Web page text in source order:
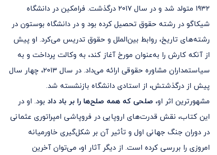
۱۹۳۲ متولد شد و در سال ۲۰۱۷ درگذشت. فرامکین در دانشگاه
شیکاگو در رشته حقوق تحصیل کرده بود و در دانشگاه بوستون در
رشته‌های تاریخ، روابط بین‌الملل و حقوق تدریس می‌کرد. او پیش
از آنکه کارش را به‌عنوان مورخ آغاز کند، به وکالت پرداخت و به
سیاستمداران مشاوره حقوقی ارائه می‌داد. در سال ۲۰۱۳، چهار سال
پیش از درگذشتش، از استادی دانشگاه بازنشسته شد.
مشهورترین اثر او، صلحی که همه صلح‌ها را بر باد داد بود. او در
این کتاب، نقش قدرت‌های اروپایی در فروپاشی امپراتوری عثمانی
در دوران جنگ جهانی اول و تأثیر آن بر شکل‌گیری خاورمیانه
امروزی را بررسی کرده است. از دیگر آثار او، می‌توان آخرین